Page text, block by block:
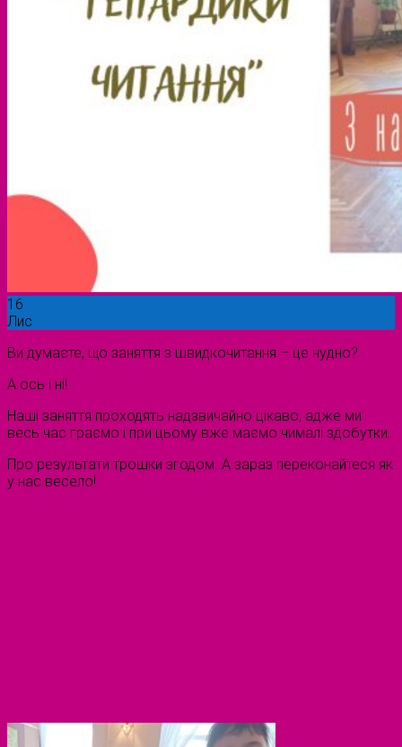
16
Лис
Ви думаєте, що заняття з швидкочитання – це нудно?
А ось і ні!
Наші заняття проходять надзвичайно цікаво, адже ми
весь час граємо і при цьому вже маємо чималі здобутки.
Про результати трошки згодом. А зараз переконайтеся як
у нас весело!